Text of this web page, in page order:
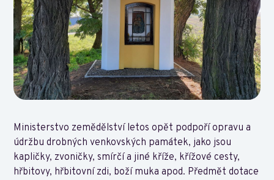
Ministerstvo zemědělství letos opět podpoří opravu a
údržbu drobných venkovských památek, jako jsou
kapličky, zvoničky, smírčí a jiné kříže, křížové cesty,
hřbitovy, hřbitovní zdi, boží muka apod. Předmět dotace